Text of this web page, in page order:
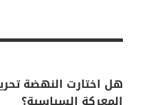
هل اختارت النهضة